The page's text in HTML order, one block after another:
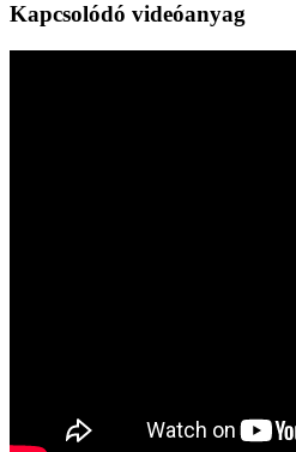
Kapcsolódó videóanyag